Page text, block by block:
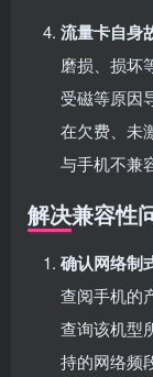
流量卡自身
磨损、损坏
受磁等原因
在欠费、未
与手机不兼
解决兼容性
确认网络制
查阅手机的
查询该机型
持的网络频